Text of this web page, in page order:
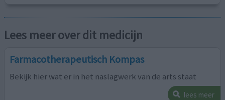
Lees meer over dit medicijn
Farmacotherapeutisch Kompas
Bekijk hier wat er in het naslagwerk van de arts staat
lees meer